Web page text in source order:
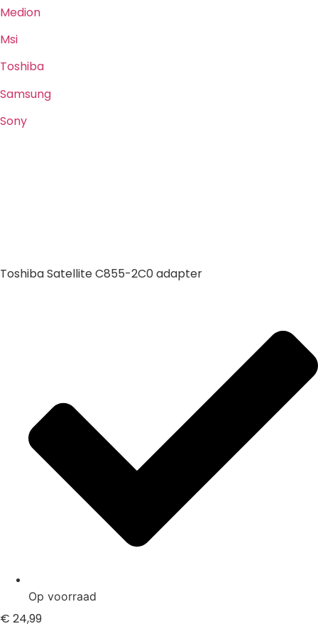
Medion
Msi
Toshiba
Samsung
Sony
Toshiba Satellite C855-2C0 adapter
Op voorraad
€ 24,99